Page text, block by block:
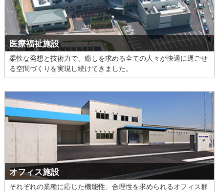
医療福祉施設
柔軟な発想と技術力で、癒しを求める全ての人々が快適に過ごせ
る空間づくりを実現し続けてきました。
オフィス施設
それぞれの業種に応じた機能性、合理性を求められるオフィス群